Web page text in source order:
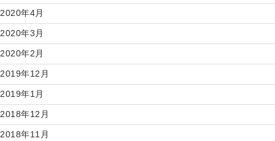
2020年4月
2020年3月
2020年2月
2019年12月
2019年1月
2018年12月
2018年11月